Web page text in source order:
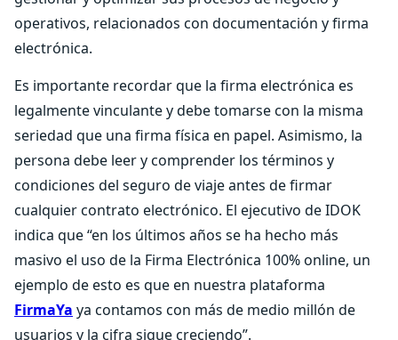
operativos, relacionados con documentación y firma
electrónica.
Es importante recordar que la firma electrónica es
legalmente vinculante y debe tomarse con la misma
seriedad que una firma física en papel. Asimismo, la
persona debe leer y comprender los términos y
condiciones del seguro de viaje antes de firmar
cualquier contrato electrónico. El ejecutivo de IDOK
indica que “en los últimos años se ha hecho más
masivo el uso de la Firma Electrónica 100% online, un
ejemplo de esto es que en nuestra plataforma
FirmaYa ya contamos con más de medio millón de
usuarios y la cifra sigue creciendo”.